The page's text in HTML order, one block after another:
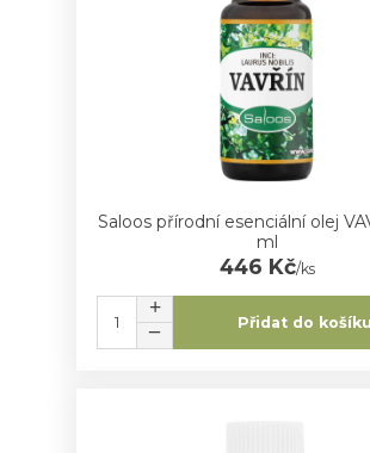
Saloos přírodní esenciální olej
ml
446 Kč/ks
Přidat do košíku